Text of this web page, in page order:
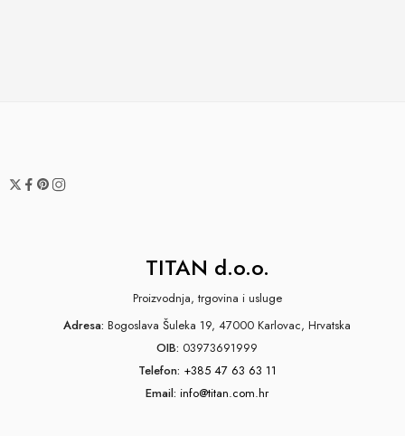
TITAN d.o.o.
Proizvodnja, trgovina i usluge
Adresa: Bogoslava Šuleka 19, 47000 Karlovac, Hrvatska
OIB: 03973691999
Telefon: +385 47 63 63 11
Email: info@titan.com.hr